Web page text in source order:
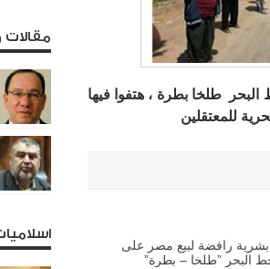
طلخا بطرة‬ ، هتفوا فيها
للمعتقلين
رافضة لبيع ‫‏مصر‬ على
البحر ‫”‏طلخا – بطرة‬”
مقالات